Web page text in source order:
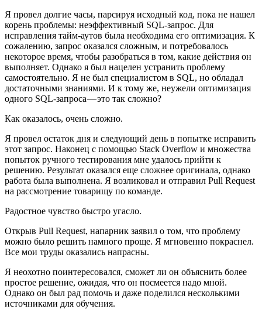
Я провел долгие часы, парсируя исходный код, пока не нашел
корень проблемы: неэффективный SQL-запрос. Для
исправления тайм-аутов была необходима его оптимизация. К
сожалению, запрос оказался сложным, и потребовалось
некоторое время, чтобы разобраться в том, какие действия он
выполняет. Однако я был нацелен устранить проблему
самостоятельно. Я не был специалистом в SQL, но обладал
достаточными знаниями. И к тому же, неужели оптимизация
одного SQL-запроса — это так сложно?
Как оказалось, очень сложно.
Я провел остаток дня и следующий день в попытке исправить
этот запрос. Наконец с помощью Stack Overflow и множества
попыток ручного тестирования мне удалось прийти к
решению. Результат оказался еще сложнее оригинала, однако
работа была выполнена. Я возликовал и отправил Pull Request
на рассмотрение товарищу по команде.
Радостное чувство быстро угасло.
Открыв Pull Request, напарник заявил о том, что проблему
можно было решить намного проще. Я мгновенно покраснел.
Все мои труды оказались напрасны.
Я неохотно поинтересовался, сможет ли он объяснить более
простое решение, ожидая, что он посмеется надо мной.
Однако он был рад помочь и даже поделился несколькими
источниками для обучения.